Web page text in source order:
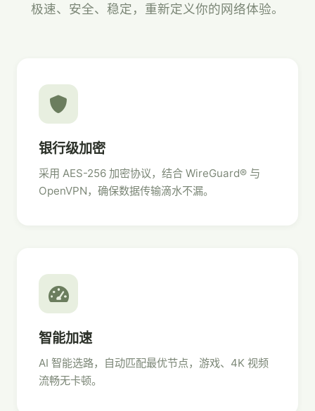
极速、安全、稳定，重新定义你的网络体验。
银行级加密
采用 AES-256 加密协议，结合 WireGuard® 与
OpenVPN，确保数据传输滴水不漏。
智能加速
AI 智能选路，自动匹配最优节点，游戏、4K 视频
流畅无卡顿。